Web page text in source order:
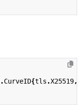
.CurveID{tls .X25519,